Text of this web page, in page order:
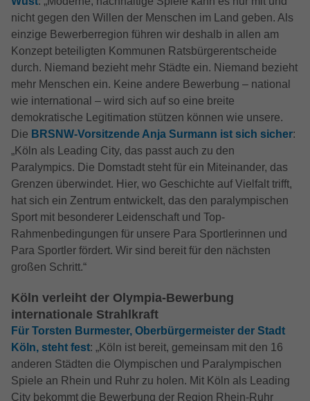
nicht gegen den Willen der Menschen im Land geben. Als
einzige Bewerberregion führen wir deshalb in allen am
Konzept beteiligten Kommunen Ratsbürgerentscheide
durch. Niemand bezieht mehr Städte ein. Niemand bezieht
mehr Menschen ein. Keine andere Bewerbung – national
wie international – wird sich auf so eine breite
demokratische Legitimation stützen können wie unsere.
Die BRSNW-Vorsitzende Anja Surmann ist sich sicher:
„Köln als Leading City, das passt auch zu den
Paralympics. Die Domstadt steht für ein Miteinander, das
Grenzen überwindet. Hier, wo Geschichte auf Vielfalt trifft,
hat sich ein Zentrum entwickelt, das den paralympischen
Sport mit besonderer Leidenschaft und Top-
Rahmenbedingungen für unsere Para Sportlerinnen und
Para Sportler fördert. Wir sind bereit für den nächsten
großen Schritt.“
Köln verleiht der Olympia-Bewerbung
internationale Strahlkraft
Für Torsten Burmester, Oberbürgermeister der Stadt
Köln, steht fest: „Köln ist bereit, gemeinsam mit den 16
anderen Städten die Olympischen und Paralympischen
Spiele an Rhein und Ruhr zu holen. Mit Köln als Leading
City bekommt die Bewerbung der Region Rhein-Ruhr
Zweck
Wird verwendet, um den Sitzungsstatus zu